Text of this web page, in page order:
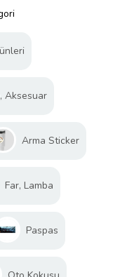
Aksesuar
Arma Sticker
Far, Lamba
Paspas